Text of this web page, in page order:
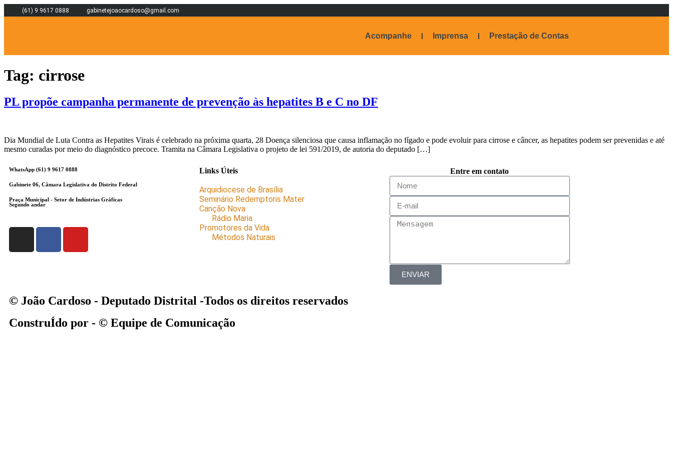
(61) 9 9617 0888 gabinetejoaocardoso@gmail.com
Acompanhe Imprensa Prestação de Contas
Tag: cirrose
PL propõe campanha permanente de prevenção às hepatites B e C no DF
Dia Mundial de Luta Contra as Hepatites Virais é celebrado na próxima quarta, 28 Doença silenciosa que causa inflamação no fígado e pode evoluir para cirrose e câncer, as hepatites podem ser prevenidas e até
mesmo curadas por meio do diagnóstico precoce. Tramita na Câmara Legislativa o projeto de lei 591/2019, de autoria do deputado […]
WhatsApp (61) 9 9617 0888
Gabinete 06, Câmara Legislativa do Distrito Federal
Praça Municipal - Setor de Indústrias Gráficas
Segundo andar
Links Úteis
Arquidiocese de Brasília
Seminário Redemptoris Mater
Canção Nova
Rádio Maria
Promotores da Vida
Métodos Naturais
Entre em contato
ENVIAR
© João Cardoso - Deputado Distrital -Todos os direitos reservados
ConstruÍdo por - © Equipe de Comunicação